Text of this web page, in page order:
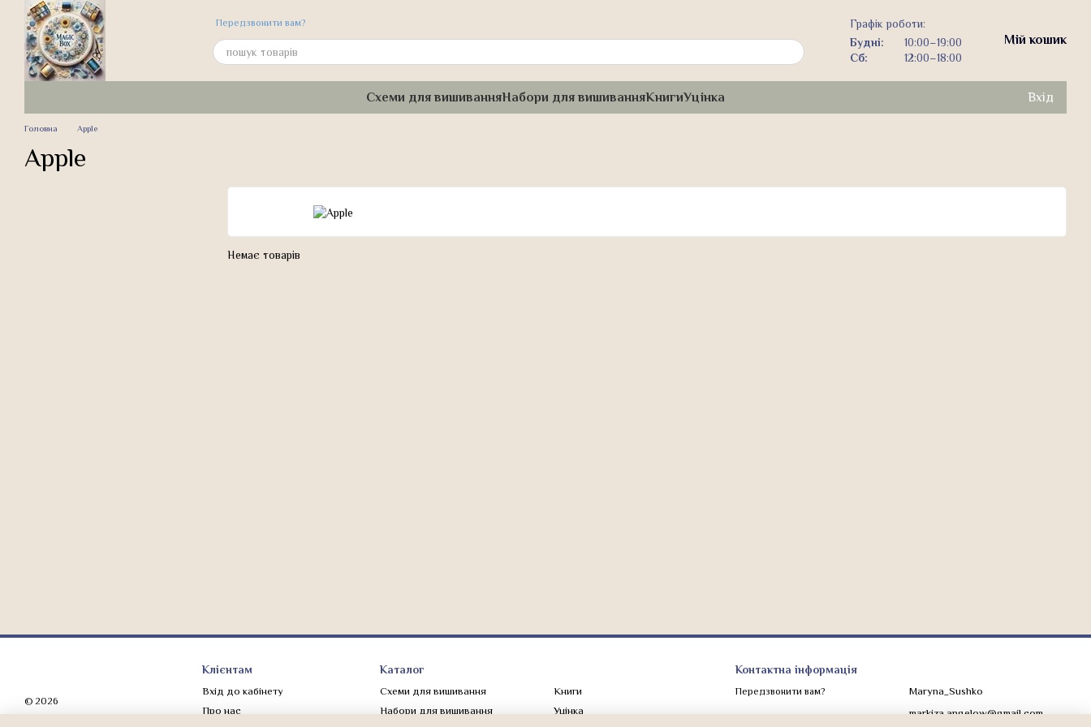
Перейти до основного контенту
Передзвонити вам?
Графік роботи:
Будні:
10:00–19:00
Сб:
12:00–18:00
Мій кошик
Схеми для вишиванняНабори для вишиванняКнигиУцінка Вхід
Головна Apple
Apple
Немає товарів
© 2026
Клієнтам
Вхід до кабінету
Про нас
Каталог
Схеми для вишивання
Набори для вишивання
Книги
Уцінка
Контактна інформація
Передзвонити вам?
Maryna_Sushko
markiza.angelow@gmail.com